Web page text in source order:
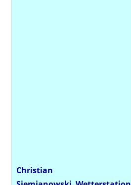
Christian